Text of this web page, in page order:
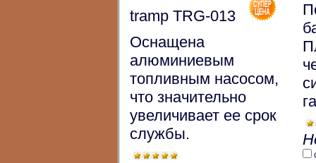
tramp TRG-013
Оснащена
алюминиевым
топливным насосом,
что значительно
увеличивает ее срок
службы.